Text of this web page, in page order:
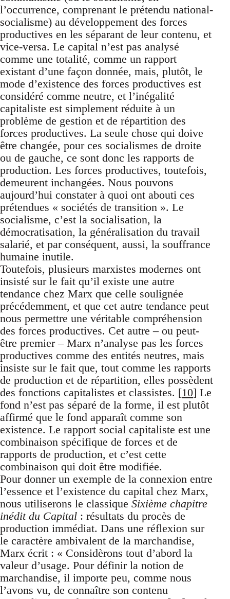
l’occurrence, comprenant le prétendu national-
socialisme) au développement des forces
productives en les séparant de leur contenu, et
vice-versa. Le capital n’est pas analysé
comme une totalité, comme un rapport
existant d’une façon donnée, mais, plutôt, le
mode d’existence des forces productives est
considéré comme neutre, et l’inégalité
capitaliste est simplement réduite à un
problème de gestion et de répartition des
forces productives. La seule chose qui doive
être changée, pour ces socialismes de droite
ou de gauche, ce sont donc les rapports de
production. Les forces productives, toutefois,
demeurent inchangées. Nous pouvons
aujourd’hui constater à quoi ont abouti ces
prétendues « sociétés de transition ». Le
socialisme, c’est la socialisation, la
démocratisation, la généralisation du travail
salarié, et par conséquent, aussi, la souffrance
humaine inutile.
Toutefois, plusieurs marxistes modernes ont
insisté sur le fait qu’il existe une autre
tendance chez Marx que celle soulignée
précédemment, et que cet autre tendance peut
nous permettre une véritable compréhension
des forces productives. Cet autre – ou peut-
être premier – Marx n’analyse pas les forces
productives comme des entités neutres, mais
insiste sur le fait que, tout comme les rapports
de production et de répartition, elles possèdent
des fonctions capitalistes et classistes. [10] Le
fond n’est pas séparé de la forme, il est plutôt
affirmé que le fond apparaît comme son
existence. Le rapport social capitaliste est une
combinaison spécifique de forces et de
rapports de production, et c’est cette
combinaison qui doit être modifiée.
Pour donner un exemple de la connexion entre
l’essence et l’existence du capital chez Marx,
nous utiliserons le classique Sixième chapitre
inédit du Capital : résultats du procès de
production immédiat. Dans une réflexion sur
le caractère ambivalent de la marchandise,
Marx écrit : « Considèrons tout d’abord la
valeur d’usage. Pour définir la notion de
marchandise, il importe peu, comme nous
l’avons vu, de connaître son contenu